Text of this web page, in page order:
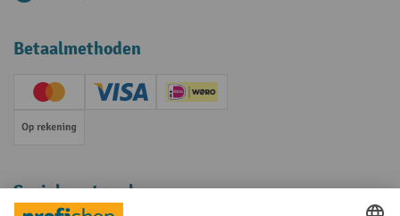
Betaalmethoden
Creditcard (Master)Creditcard (Visa)iDEAL | Wero
Op rekening
Sociale netwerken